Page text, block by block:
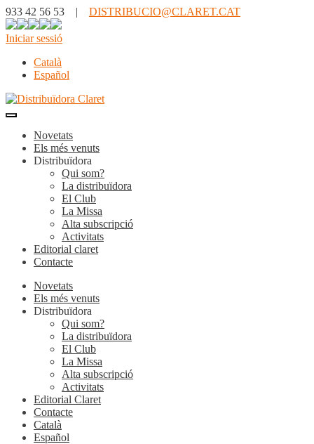
933 42 56 53 | DISTRIBUCIO@CLARET.CAT
Iniciar sessió
Català
Español
Novetats
Els més venuts
Distribuïdora
Qui som?
La distribuïdora
El Club
La Missa
Alta subscripció
Activitats
Editorial claret
Contacte
Novetats
Els més venuts
Distribuïdora
Qui som?
La distribuïdora
El Club
La Missa
Alta subscripció
Activitats
Editorial Claret
Contacte
Català
Español